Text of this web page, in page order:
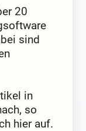
20
sind
in
so
hier auf.